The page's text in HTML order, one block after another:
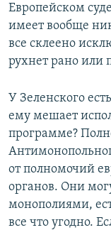
Европейском
имеет вообще
все склеено
рухнет рано или
У Зеленского
ему мешает
программе?
от полномочий
органов. Они
монополиями,
все что угодно.